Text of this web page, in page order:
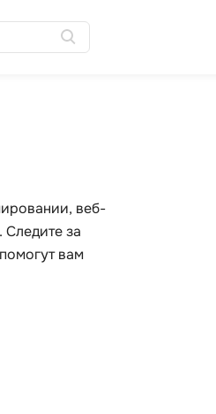
веб-
Следите за
вам
NestJS
Nginx
No-Code разработка